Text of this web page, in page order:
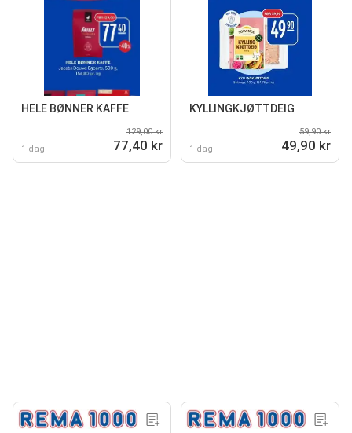
HELE BØNNER KAFFE
1 dag
129,00 kr
77,40 kr
KYLLINGKJØTTDEIG
1 dag
59,90 kr
49,90 kr